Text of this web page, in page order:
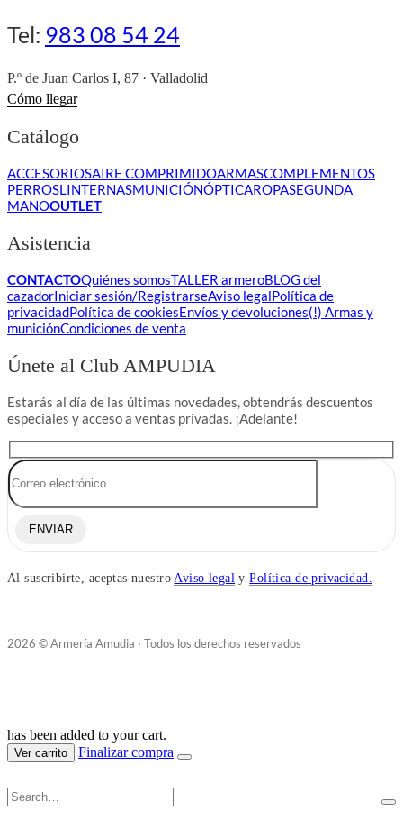
Tel: 983 08 54 24
P.º de Juan Carlos I, 87 · Valladolid
Cómo llegar
Catálogo
ACCESORIOSAIRE COMPRIMIDOARMASCOMPLEMENTOS
PERROSLINTERNASMUNICIÓNÓPTICAROPASEGUNDA
MANOOUTLET
Asistencia
CONTACTOQuiénes somosTALLER armeroBLOG del
cazadorIniciar sesión/RegistrarseAviso legalPolítica de
privacidadPolítica de cookiesEnvíos y devoluciones(!) Armas y
municiónCondiciones de venta
Únete al Club AMPUDIA
Estarás al día de las últimas novedades, obtendrás descuentos
especiales y acceso a ventas privadas. ¡Adelante!
ENVIAR
Al suscribirte, aceptas nuestro Aviso legal yPolítica de privacidad.
2026 © Armería Amudia · Todos los derechos reservados
has been added to your cart.
Ver carrito Finalizar compra